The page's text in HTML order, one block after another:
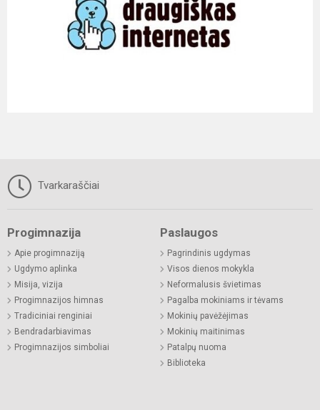
Tvarkaraščiai
Progimnazija
Apie progimnaziją
Ugdymo aplinka
Misija, vizija
Progimnazijos himnas
Tradiciniai renginiai
Bendradarbiavimas
Progimnazijos simboliai
Paslaugos
Pagrindinis ugdymas
Visos dienos mokykla
Neformalusis švietimas
Pagalba mokiniams ir tėvams
Mokinių pavėžėjimas
Mokinių maitinimas
Patalpų nuoma
Biblioteka